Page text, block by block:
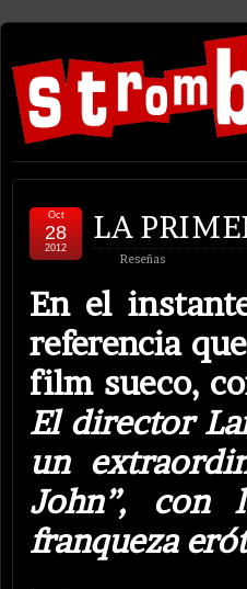
LA
Reseñas
Oct
28
2012
En el
referencia
film sueco,
El director
un
John”, con
franqueza